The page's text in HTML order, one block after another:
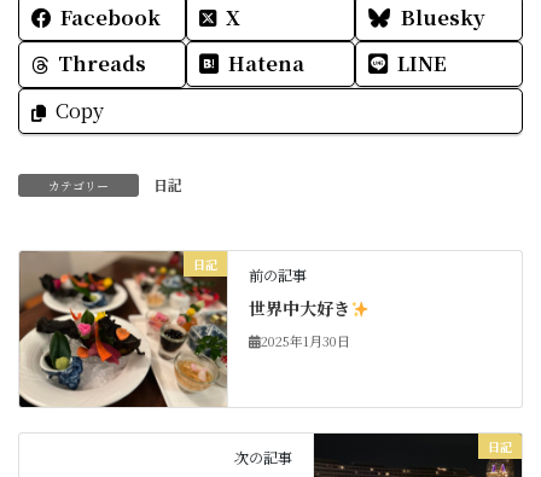
Facebook X
Bluesky
Threads
Hatena
LINE
Copy
カテゴリー 日記
日記
前の記事
世界中大好き
2025年1月30日
日記
次の記事